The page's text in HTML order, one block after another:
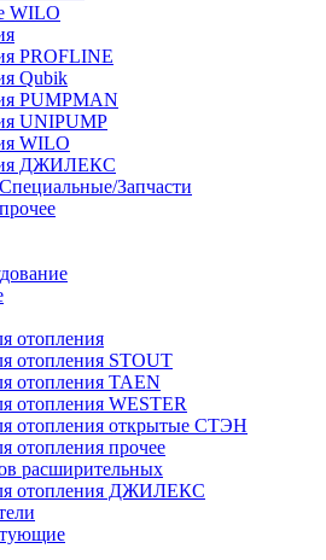
WILO
PROFLINE
Qubik
PUMPMAN
UNIPUMP
WILO
ДЖИЛЕКС
Запчасти
отопления
отопления STOUT
отопления TAEN
отопления WESTER
отопления открытые СТЭН
отопления прочее
расширительных
отопления ДЖИЛЕКС